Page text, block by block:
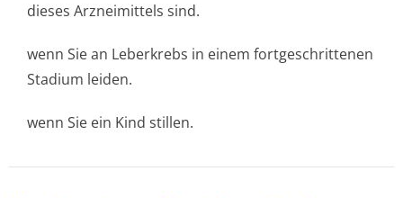
dieses Arzneimittels sind.
wenn Sie an Leberkrebs in einem fortgeschrittenen
Stadium leiden.
wenn Sie ein Kind stillen.